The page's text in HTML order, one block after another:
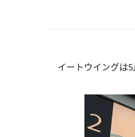
イートウイングは